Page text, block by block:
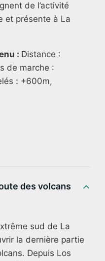
de l’activité
et présente à La
: Distance :
de marche :
: +600m,
des volcans
sud de La
la dernière partie
Depuis Los